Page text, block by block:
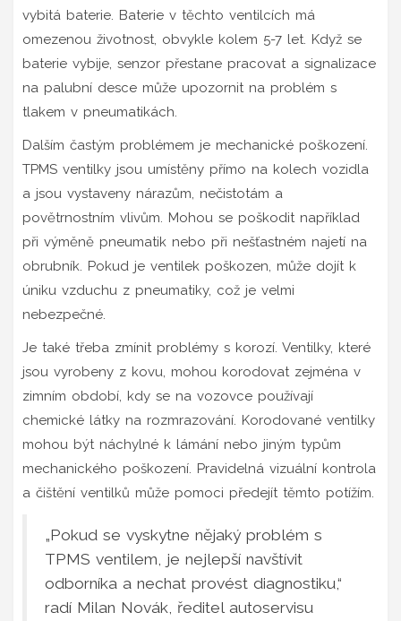
vybitá baterie. Baterie v těchto ventilcích má
omezenou životnost, obvykle kolem 5-7 let. Když se
baterie vybije, senzor přestane pracovat a signalizace
na palubní desce může upozornit na problém s
tlakem v pneumatikách.
Dalším častým problémem je mechanické poškození.
TPMS ventilky jsou umístěny přímo na kolech vozidla
a jsou vystaveny nárazům, nečistotám a
povětrnostním vlivům. Mohou se poškodit například
při výměně pneumatik nebo při nešťastném najetí na
obrubník. Pokud je ventilek poškozen, může dojít k
úniku vzduchu z pneumatiky, což je velmi
nebezpečné.
Je také třeba zmínit problémy s korozí. Ventilky, které
jsou vyrobeny z kovu, mohou korodovat zejména v
zimním období, kdy se na vozovce používají
chemické látky na rozmrazování. Korodované ventilky
mohou být náchylné k lámání nebo jiným typům
mechanického poškození. Pravidelná vizuální kontrola
a čištění ventilků může pomoci předejít těmto potížím.
„Pokud se vyskytne nějaký problém s
TPMS ventilem, je nejlepší navštívit
odborníka a nechat provést diagnostiku,“
radí Milan Novák, ředitel autoservisu